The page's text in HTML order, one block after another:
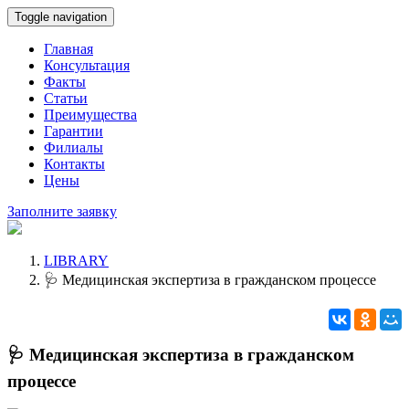
Toggle navigation
Главная
Консультация
Факты
Статьи
Преимущества
Гарантии
Филиалы
Контакты
Цены
Заполните заявку
LIBRARY
🩺 Медицинская экспертиза в гражданском процессе
🩺 Медицинская экспертиза в гражданском
процессе